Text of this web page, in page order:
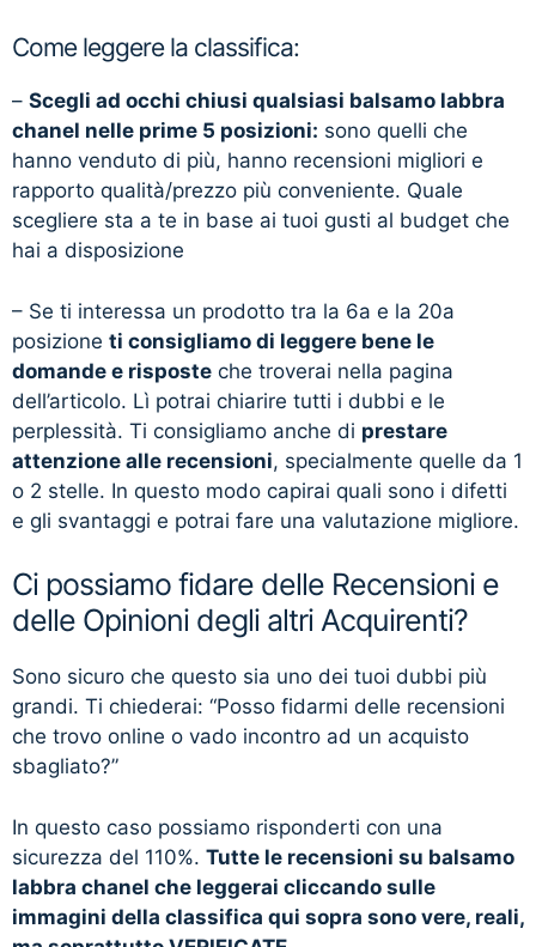
Come leggere la classifica:
– Scegli ad occhi chiusi qualsiasi balsamo labbra
chanel nelle prime 5 posizioni: sono quelli che
hanno venduto di più, hanno recensioni migliori e
rapporto qualità/prezzo più conveniente. Quale
scegliere sta a te in base ai tuoi gusti al budget che
hai a disposizione
– Se ti interessa un prodotto tra la 6a e la 20a
posizione ti consigliamo di leggere bene le
domande e risposte che troverai nella pagina
dell’articolo. Lì potrai chiarire tutti i dubbi e le
perplessità. Ti consigliamo anche di prestare
attenzione alle recensioni, specialmente quelle da 1
o 2 stelle. In questo modo capirai quali sono i difetti
e gli svantaggi e potrai fare una valutazione migliore.
Ci possiamo fidare delle Recensioni e
delle Opinioni degli altri Acquirenti?
Sono sicuro che questo sia uno dei tuoi dubbi più
grandi. Ti chiederai: “Posso fidarmi delle recensioni
che trovo online o vado incontro ad un acquisto
sbagliato?”
In questo caso possiamo risponderti con una
sicurezza del 110%. Tutte le recensioni su balsamo
labbra chanel che leggerai cliccando sulle
immagini della classifica qui sopra sono vere, reali,